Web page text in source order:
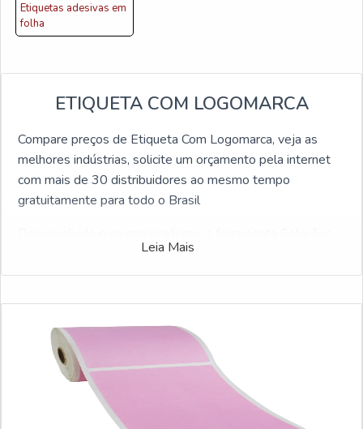
Etiquetas adesivas em
folha
ETIQUETA COM LOGOMARCA
Compare preços de Etiqueta Com Logomarca, veja as
melhores indústrias, solicite um orçamento pela internet
com mais de 30 distribuidores ao mesmo tempo
gratuitamente para todo o Brasil
Industriais criou o maior número de fabricantes de
qualidade no ramo industrial. Caso você tenha se
fornecedores logo a seguir:
Leia Mais